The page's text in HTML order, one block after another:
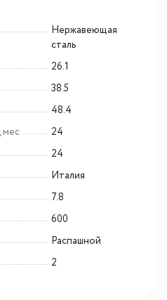
Нержавеющая
сталь
26.1
38.5
48.4
мес
24
24
Италия
7.8
600
Распашной
2